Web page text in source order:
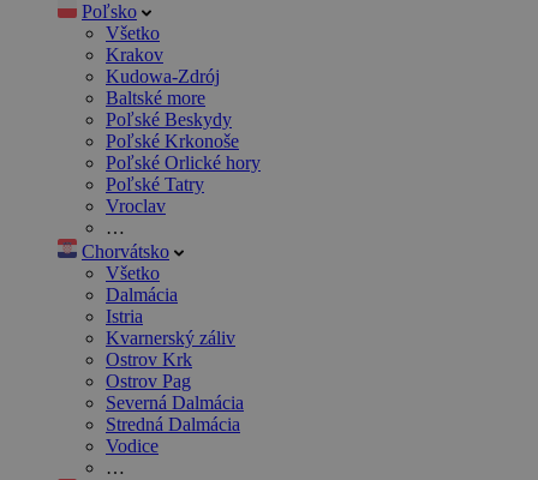
Poľsko
Všetko
Krakov
Kudowa-Zdrój
Baltské more
Poľské Beskydy
Poľské Krkonoše
Poľské Orlické hory
Poľské Tatry
Vroclav
…
Chorvátsko
Všetko
Dalmácia
Istria
Kvarnerský záliv
Ostrov Krk
Ostrov Pag
Severná Dalmácia
Stredná Dalmácia
Vodice
…